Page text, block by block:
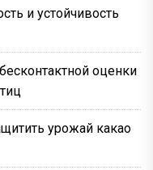
и устойчивость
оценки
урожай какао